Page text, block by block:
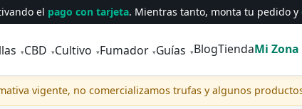
el pago con tarjeta. Mientras tanto, monta tu pedido y
▾CBD ▾Cultivo ▾Fumador ▾Guías ▾BlogTiendaMi Zona
vigente, no comercializamos trufas y algunos